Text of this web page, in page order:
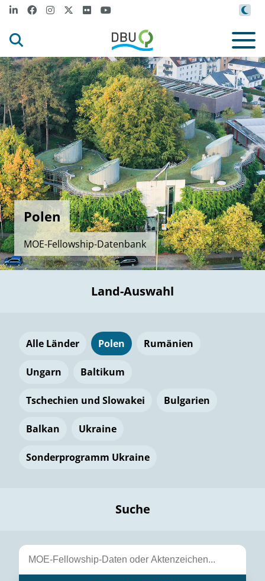
Polen
MOE-Fellowship-Datenbank
Land-Auswahl
Alle Länder Polen Rumänien
Ungarn Baltikum
Tschechien und Slowakei Bulgarien
Balkan Ukraine
Sonderprogramm Ukraine
Suche